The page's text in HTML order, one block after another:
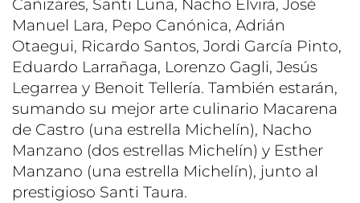
Cañizares, Santi Luna, Nacho Elvira, José
Manuel Lara, Pepo Canónica, Adrián
Otaegui, Ricardo Santos, Jordi García Pinto,
Eduardo Larrañaga, Lorenzo Gagli, Jesús
Legarrea y Benoit Tellería. También estarán,
sumando su mejor arte culinario Macarena
de Castro (una estrella Michelín), Nacho
Manzano (dos estrellas Michelín) y Esther
Manzano (una estrella Michelín), junto al
prestigioso Santi Taura.